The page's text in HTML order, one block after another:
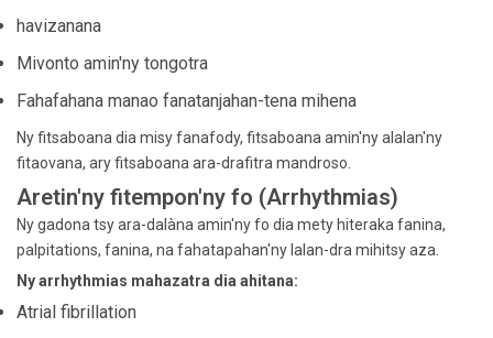
havizanana
Mivonto amin'ny tongotra
Fahafahana manao fanatanjahan-tena mihena
Ny fitsaboana dia misy fanafody, fitsaboana amin'ny alalan'ny
fitaovana, ary fitsaboana ara-drafitra mandroso.
Aretin'ny fitempon'ny fo (Arrhythmias)
Ny gadona tsy ara-dalàna amin'ny fo dia mety hiteraka fanina,
palpitations, fanina, na fahatapahan'ny lalan-dra mihitsy aza.
Ny arrhythmias mahazatra dia ahitana:
Atrial fibrillation